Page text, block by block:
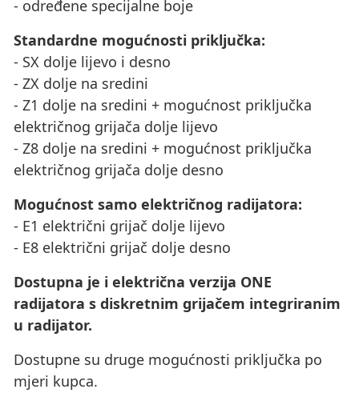
- određene specijalne boje
Standardne mogućnosti priključka:
- SX dolje lijevo i desno
- ZX dolje na sredini
- Z1 dolje na sredini + mogućnost priključka
električnog grijača dolje lijevo
- Z8 dolje na sredini + mogućnost priključka
električnog grijača dolje desno
Mogućnost samo električnog radijatora:
- E1 električni grijač dolje lijevo
- E8 električni grijač dolje desno
Dostupna je i električna verzija ONE
radijatora s diskretnim grijačem integriranim
u radijator.
Dostupne su druge mogućnosti priključka po
mjeri kupca.